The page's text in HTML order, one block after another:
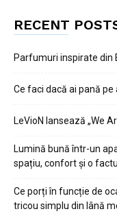
RECENT
Parfumuri inspirate din
Ce faci dacă ai pană
LeVioN lansează „We
Lumină bună într-un
spațiu, confort și o
Ce porți în funcție de
tricou simplu din lână